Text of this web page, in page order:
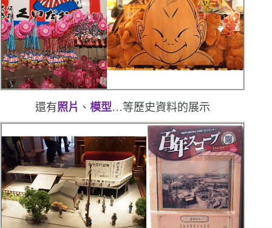
還有照片 、 模型…等歷史資料的展示